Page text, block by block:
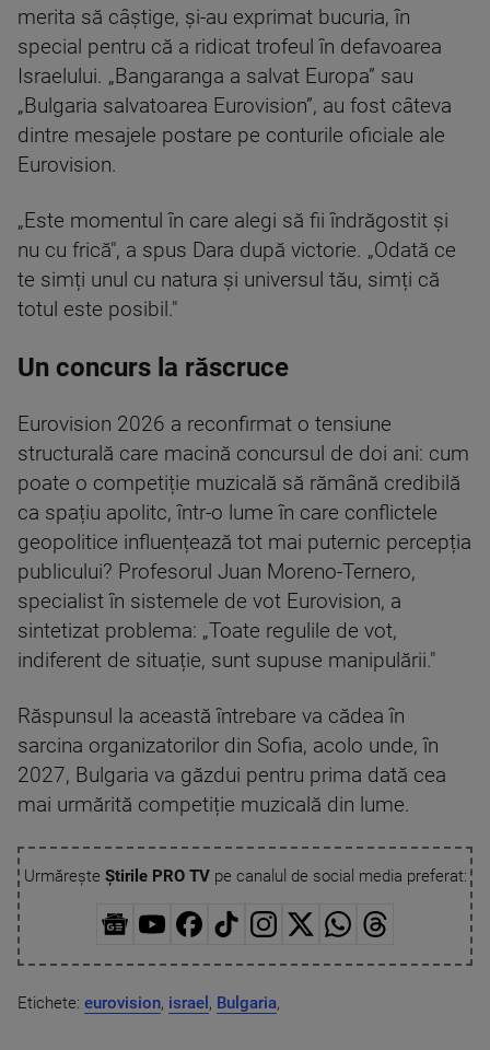
merita să câștige, și-au exprimat bucuria, în
special pentru că a ridicat trofeul în defavoarea
Israelului. „Bangaranga a salvat Europa” sau
„Bulgaria salvatoarea Eurovision”, au fost câteva
dintre mesajele postare pe conturile oficiale ale
Eurovision.
„Este momentul în care alegi să fii îndrăgostit și
nu cu frică", a spus Dara după victorie. „Odată ce
te simți unul cu natura și universul tău, simți că
totul este posibil."
Un concurs la răscruce
Eurovision 2026 a reconfirmat o tensiune
structurală care macină concursul de doi ani: cum
poate o competiție muzicală să rămână credibilă
ca spațiu apolitc, într-o lume în care conflictele
geopolitice influențează tot mai puternic percepția
publicului? Profesorul Juan Moreno-Ternero,
specialist în sistemele de vot Eurovision, a
sintetizat problema: „Toate regulile de vot,
indiferent de situație, sunt supuse manipulării."
Răspunsul la această întrebare va cădea în
sarcina organizatorilor din Sofia, acolo unde, în
2027, Bulgaria va găzdui pentru prima dată cea
mai urmărită competiție muzicală din lume.
Urmărește Știrile PRO TVpe canalul de social media preferat:
Etichete: eurovision, israel , Bulgaria,